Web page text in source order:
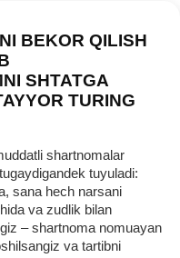
BEKOR QILISH
SHTATGA
TURING
shartnomalar
tuyuladi:
sana hech narsani
va zudlik bilan
– shartnoma nomuayan
va tartibni